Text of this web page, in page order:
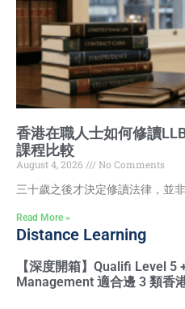
香港在職人士如何修讀
課程比較
August 4, 2026
No Comments
三十歲之後才決定修讀法律，並
Read More »
Distance Learning
【深度開箱】Qualifi Level
Management 適合邊 3 類香